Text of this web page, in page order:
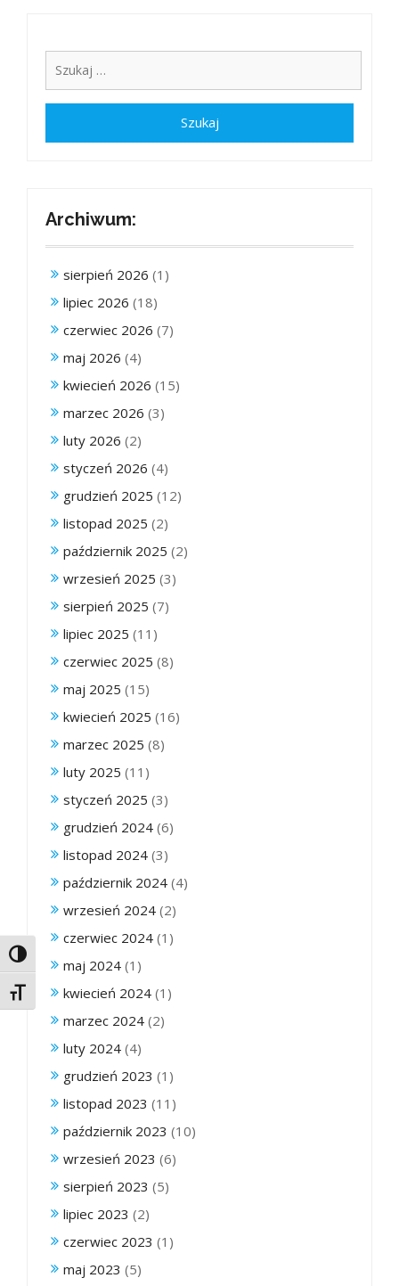
Toggle High Contrast
Toggle Font size
Archiwum:
sierpień 2026 (1)
lipiec 2026 (18)
czerwiec 2026 (7)
maj 2026 (4)
kwiecień 2026 (15)
marzec 2026 (3)
luty 2026 (2)
styczeń 2026 (4)
grudzień 2025 (12)
listopad 2025 (2)
październik 2025 (2)
wrzesień 2025 (3)
sierpień 2025 (7)
lipiec 2025 (11)
czerwiec 2025 (8)
maj 2025 (15)
kwiecień 2025 (16)
marzec 2025 (8)
luty 2025 (11)
styczeń 2025 (3)
grudzień 2024 (6)
listopad 2024 (3)
październik 2024 (4)
wrzesień 2024 (2)
czerwiec 2024 (1)
maj 2024 (1)
kwiecień 2024 (1)
marzec 2024 (2)
luty 2024 (4)
grudzień 2023 (1)
listopad 2023 (11)
październik 2023 (10)
wrzesień 2023 (6)
sierpień 2023 (5)
lipiec 2023 (2)
czerwiec 2023 (1)
maj 2023 (5)